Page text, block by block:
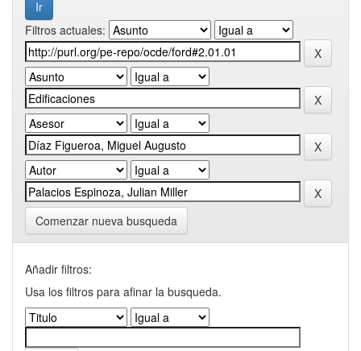
Filtros actuales:
Comenzar nueva busqueda
Añadir filtros:
Usa los filtros para afinar la busqueda.